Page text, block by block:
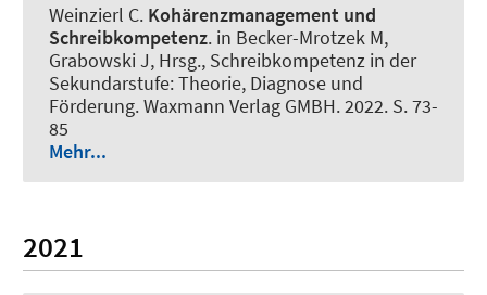
Weinzierl C. Kohärenzmanagement und
Schreibkompetenz. in Becker-Mrotzek M,
Grabowski J, Hrsg., Schreibkompetenz in der
Sekundarstufe: Theorie, Diagnose und
Förderung. Waxmann Verlag GMBH. 2022. S. 73-
85
Mehr...
2021